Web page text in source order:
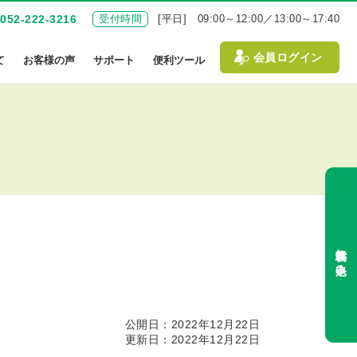
受付時間 [平日] 09:00～12:00／13:00～17:40
052-222-3216
会員ログイン
お客様の声 サポート 便利ツール
無料体験お申込み
公開日：2022年12月22日
更新日：2022年12月22日